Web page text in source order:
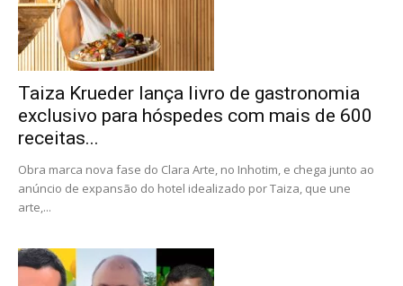
Taiza Krueder lança livro de gastronomia
exclusivo para hóspedes com mais de 600
receitas...
Obra marca nova fase do Clara Arte, no Inhotim, e chega junto ao
anúncio de expansão do hotel idealizado por Taiza, que une
arte,...